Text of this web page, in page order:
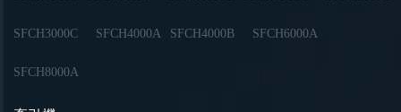
SFCH3000C SFCH4000A SFCH4000B SFCH6000A
SFCH8000A